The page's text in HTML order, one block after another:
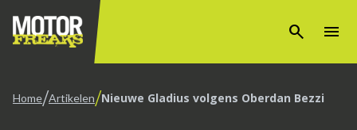
search menu
Home/Artikelen/Nieuwe Gladius volgens Oberdan Bezzi